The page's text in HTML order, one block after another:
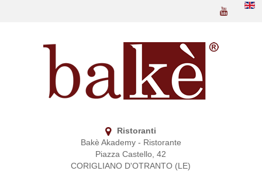
Ristoranti
Bakè Akademy - Ristorante
Piazza Castello, 42
CORIGLIANO D'OTRANTO (LE)